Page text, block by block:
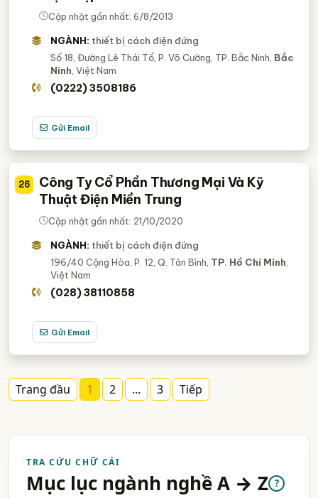
Cập nhật gần nhất: 6/8/2013
NGÀNH: thiết bị cách điện đứng
Số 18, Đường Lê Thái Tổ, P. Võ Cường, TP. Bắc Ninh, Bắc
Ninh , Việt Nam
(0222) 3508186
Gửi Email
26
Công Ty Cổ Phần Thương Mại Và Kỹ
Thuật Điện Miền Trung
Cập nhật gần nhất: 21/10/2020
NGÀNH: thiết bị cách điện đứng
196/40 Cộng Hòa, P. 12, Q. Tân Bình, TP. Hồ Chí Minh
Việt Nam
(028) 38110858
Gửi Email
Trang đầu 1 2 ... 3 Tiếp
TRA CỨU CHỮ CÁI
Mục lục ngành nghề A → Z ?